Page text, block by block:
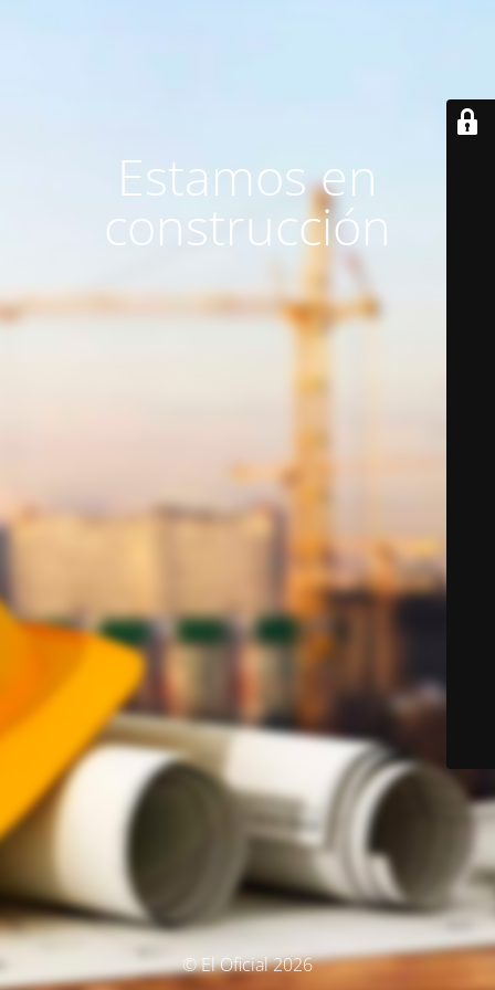
Estamos en
construcción
© El Oficial 2026